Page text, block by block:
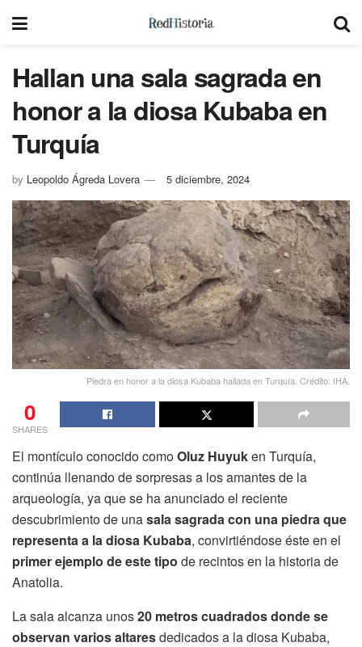
Hallan una sala sagrada en
honor a la diosa Kubaba en
Turquía
by Leopoldo Ágreda Lovera 5 diciembre, 2024
Piedra en honor a la diosa Kubaba hallada en Turquía. Crédito: IHA.
0
SHARES
El montículo conocido comoOluz Huyuken Turquía,
continúa llenando de sorpresas a los amantes de la
arqueología, ya que se ha anunciado el reciente
descubrimiento de unasala sagrada con una piedra que
representa a la diosa Kubaba, convirtiéndose éste en el
primer ejemplo de este tipo de recintos en la historia de
Anatolia.
La sala alcanza unos20 metros cuadrados donde se
observan varios altaresdedicados a la diosa Kubaba,